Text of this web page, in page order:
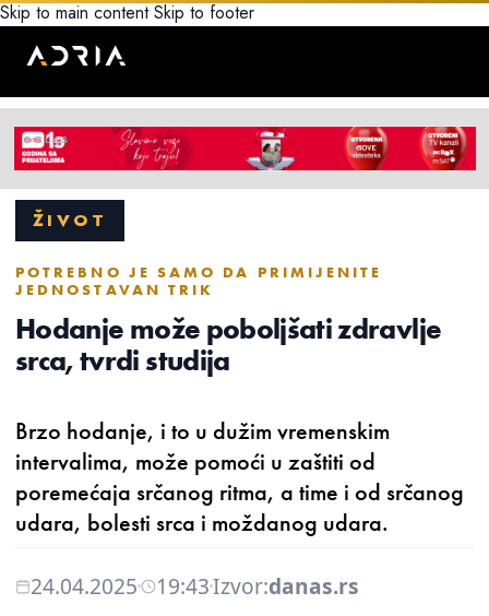
Skip to main content Skip to footer
ŽIVOT
POTREBNO JE SAMO DA PRIMIJENITE
JEDNOSTAVAN TRIK
Hodanje može poboljšati zdravlje
srca, tvrdi studija
Brzo hodanje, i to u dužim vremenskim
intervalima, može pomoći u zaštiti od
poremećaja srčanog ritma, a time i od srčanog
udara, bolesti srca i moždanog udara.
24.04.2025 19:43Izvor:danas.rs